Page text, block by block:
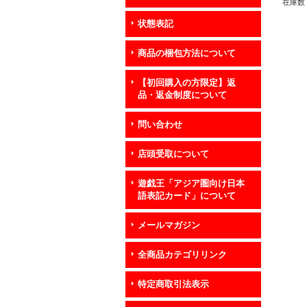
状態表記
商品の梱包方法について
【初回購入の方限定】返
品・返金制度について
問い合わせ
店頭受取について
遊戯王「アジア圏向け日本
語表記カード」について
メールマガジン
全商品カテゴリリンク
特定商取引法表示
在庫数